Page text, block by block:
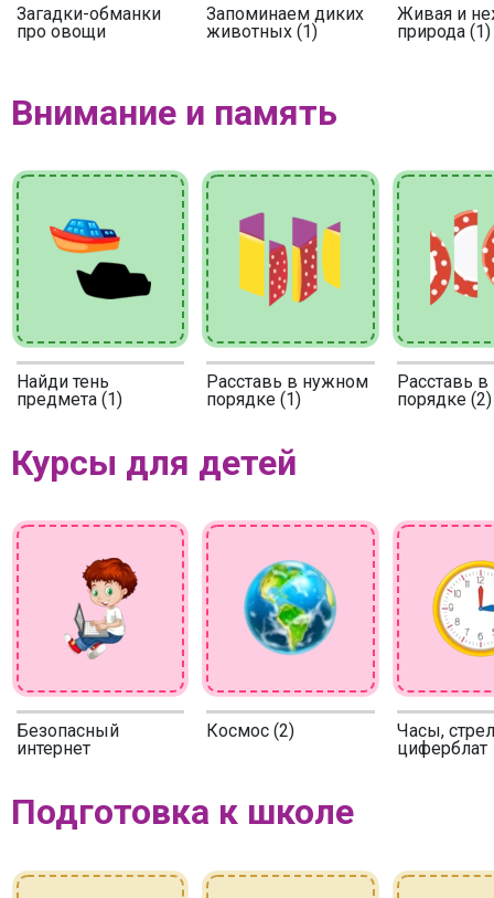
Загадки-обманки
про овощи
Запоминаем диких
животных (1)
Живая и
природа (1)
Внимание и память
Найди тень
предмета (1)
Расставь в нужном
порядке (1)
Расставь
порядке (2)
Курсы для детей
Безопасный
интернет
Космос (2)
Часы,
циферблат
Подготовка к школе